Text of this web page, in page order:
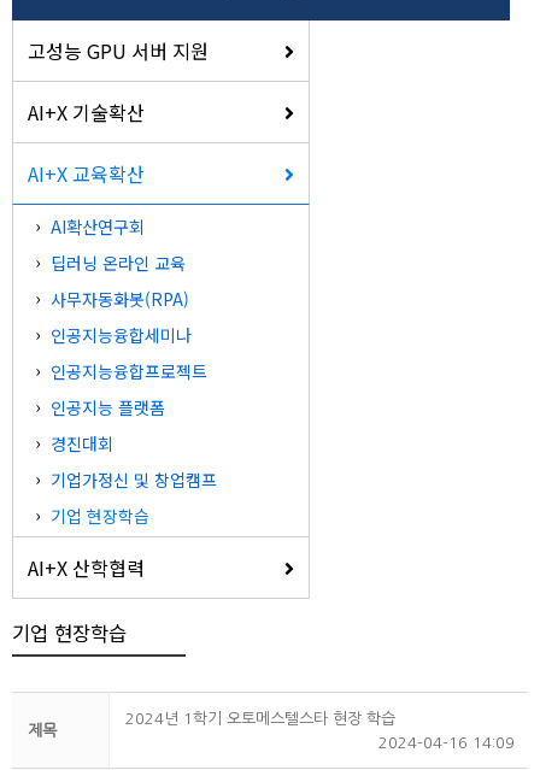
고성능 GPU 서버 지원
AI+X 기술확산
AI+X 교육확산
AI확산연구회
딥러닝 온라인 교육
사무자동화봇(RPA)
인공지능융합세미나
인공지능융합프로젝트
인공지능 플랫폼
경진대회
기업가정신 및 창업캠프
기업 현장학습
AI+X 산학협력
기업 현장학습
제목
2024년 1학기 오토메스텔스타 현장 학습
2024-04-16 14:09